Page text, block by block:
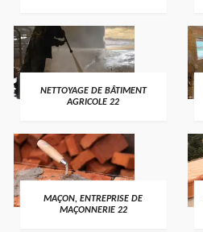
NETTOYAGE DE BÂTIMENT
AGRICOLE 22
MAÇON, ENTREPRISE DE
MAÇONNERIE 22